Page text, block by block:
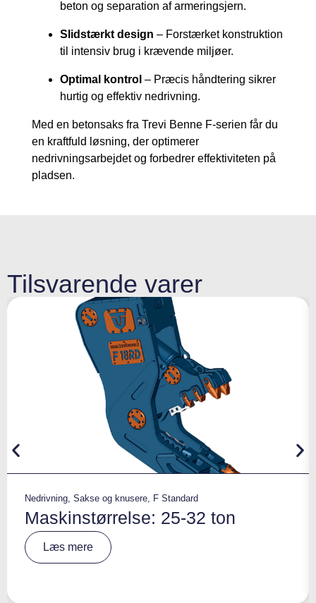
beton og separation af armeringsjern.
Slidstærkt design – Forstærket konstruktion
til intensiv brug i krævende miljøer.
Optimal kontrol – Præcis håndtering sikrer
hurtig og effektiv nedrivning.
Med en betonsaks fra Trevi Benne F-serien får du
en kraftfuld løsning, der optimerer
nedrivningsarbejdet og forbedrer effektiviteten på
pladsen.
Tilsvarende varer
Nedrivning Sakse og knusere F Standard
Maskinstørrelse: 25-32 ton
Læs mere